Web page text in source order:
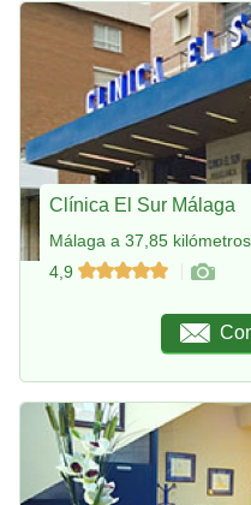
Clínica El Sur Málaga
Málaga a 37,85
4,9